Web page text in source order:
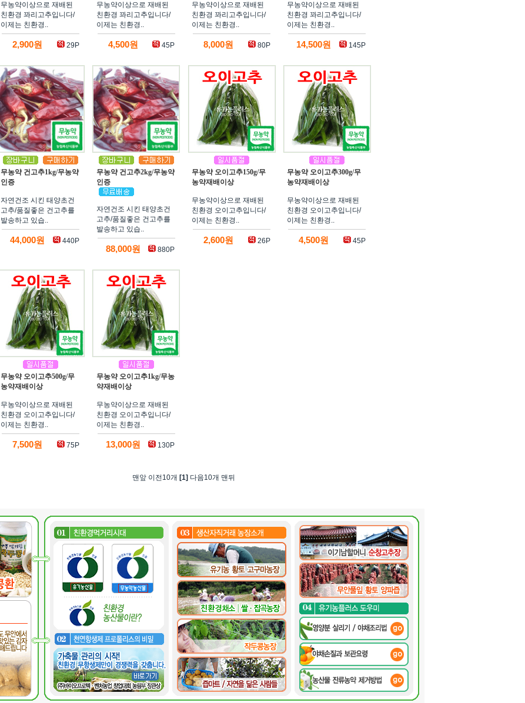
무농약이상으로 재배된
친환경 꽈리고추입니다/
이제는 친환경..
2,900원 29P
무농약이상으로 재배된
친환경 꽈리고추입니다/
이제는 친환경..
4,500원 45P
무농약이상으로 재배된
친환경 꽈리고추입니다/
이제는 친환경..
8,000원 80P
무농약이상으로 재배된
친환경 꽈리고추입니다/
이제는 친환경..
14,500원 145P
무농약 건고추1kg/무농약
인증
자연건조 시킨 태양초건
고추/품질좋은 건고추를
발송하고 있습..
44,000원 440P
무농약 건고추2kg/무농약
인증
자연건조 시킨 태양초건
고추/품질좋은 건고추를
발송하고 있습..
88,000원 880P
무농약 오이고추150g/무
농약재배이상
무농약이상으로 재배된
친환경 오이고추입니다/
이제는 친환경..
2,600원 26P
무농약 오이고추300g/무
농약재배이상
무농약이상으로 재배된
친환경 오이고추입니다/
이제는 친환경..
4,500원 45P
무농약 오이고추500g/무
농약재배이상
무농약이상으로 재배된
친환경 오이고추입니다/
이제는 친환경..
7,500원 75P
무농약 오이고추1kg/무농
약재배이상
무농약이상으로 재배된
친환경 오이고추입니다/
이제는 친환경..
13,000원 130P
맨앞 이전10개 [1] 다음10개 맨뒤